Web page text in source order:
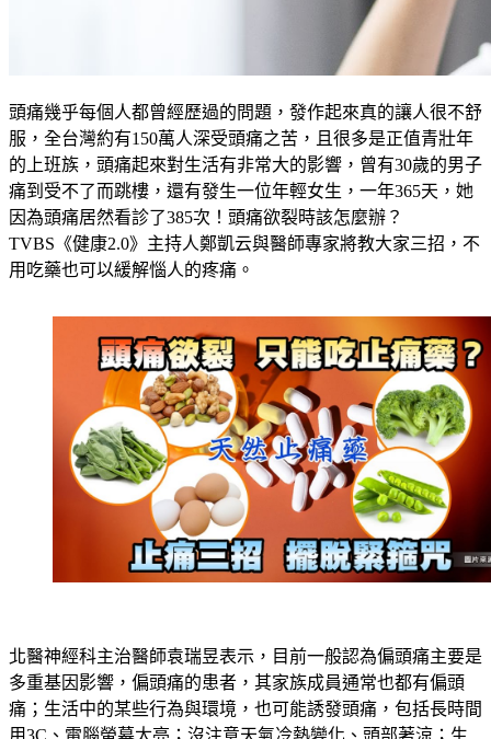
頭痛幾乎每個人都曾經歷過的問題，發作起來真的讓人很不舒
服，全台灣約有150萬人深受頭痛之苦，且很多是正值青壯年
的上班族，頭痛起來對生活有非常大的影響，曾有30歲的男子
痛到受不了而跳樓，還有發生一位年輕女生，一年365天，她
因為頭痛居然看診了385次！頭痛欲裂時該怎麼辦？
TVBS《健康2.0》主持人鄭凱云與醫師專家將教大家三招，不
用吃藥也可以緩解惱人的疼痛。
北醫神經科主治醫師袁瑞昱表示，目前一般認為偏頭痛主要是
多重基因影響，偏頭痛的患者，其家族成員通常也都有偏頭
痛；生活中的某些行為與環境，也可能誘發頭痛，包括長時間
用3C、電腦螢幕太亮；沒注意天氣冷熱變化、頭部著涼；生